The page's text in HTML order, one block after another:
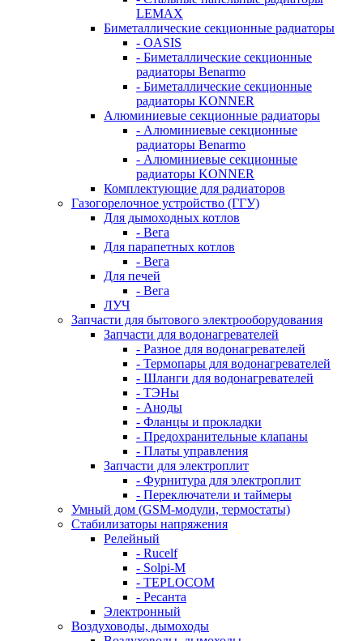
LEMAX
Биметаллические секционные радиаторы
- OASIS
- Биметаллические секционные
радиаторы Benarmo
- Биметаллические секционные
радиаторы KONNER
Алюминиевые секционные радиаторы
- Алюминиевые секционные
радиаторы Benarmo
- Алюминиевые секционные
радиаторы KONNER
Комплектующие для радиаторов
Газогорелочное устройство (ГГУ)
Для дымоходных котлов
- Вега
Для парапетных котлов
- Вега
Для печей
- Вега
ЛУЧ
Запчасти для бытового электрооборудования
Запчасти для водонагревателей
- Разное для водонагревателей
- Термопары для водонагревателей
- Шланги для водонагревателей
- ТЭНы
- Аноды
- Фланцы и прокладки
- Предохранительные клапаны
- Платы управления
Запчасти для электроплит
- Фурнитура для электроплит
- Переключатели и таймеры
Умный дом (GSM-модули, термостаты)
Cтабилизаторы напряжения
Релейный
- Rucelf
- Solpi-M
- TEPLOCOM
- Ресанта
Электронный
Воздуховоды, дымоходы